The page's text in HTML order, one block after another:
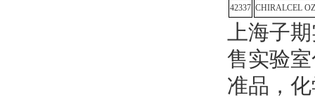
42337 CHIRALCEL
上海子
售实验
准品，